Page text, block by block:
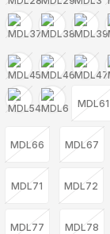
MDL61
MDL66 MDL67
MDL71 MDL72
MDL77 MDL78